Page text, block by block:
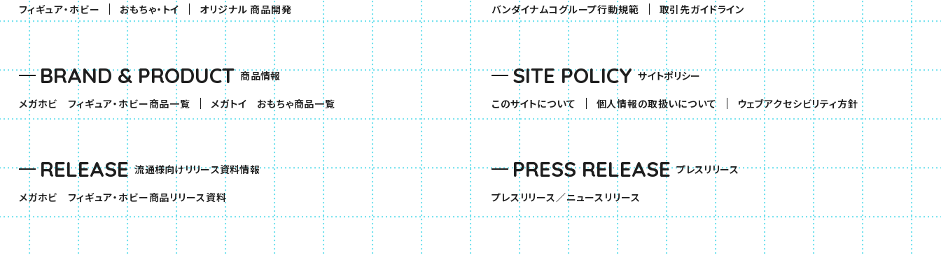
フィギュア・ホビー （別ウィンドウで開きます）
おもちゃ・トイ （別ウィンドウで開きます）
オリジナル 商品開発
BRAND & PRODUCT 商品情報
メガホビ フィギュア・ホビー商品一覧 （別ウィンドウで開きます）
メガトイ おもちゃ商品一覧（別ウィンドウで開きます）
RELEASE 流通様向けリリース資料情報
メガホビ フィギュア・ホビー商品リリース資料（別ウィンドウで開きます）
バンダイナムコグループ行動規範
取引先ガイドライン
SITE POLICY サイトポリシー
このサイトについて
個人情報の取扱いについて ウェブアクセシビリティ方針
PRESS RELEASE プレスリリース
プレスリリース／ニュースリリース